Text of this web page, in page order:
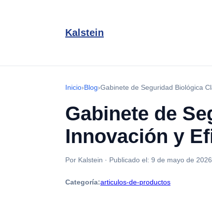
Kalstein
Inicio›Blog›Gabinete de Seguridad Biológica
Gabinete de
Innovación y
Por Kalstein · Publicado el: 9 de mayo de 2026
Categoría:articulos-de-productos